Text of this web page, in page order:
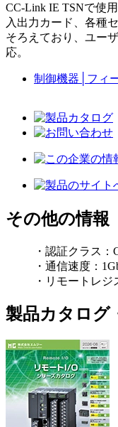
CC-Link IE TSNで使
入出力カード、各種
そろえており、ユー
応。
制御機器 フィ
その他の情報
・認証クラス：
・通信速度：
・リモートレジ
製品カタログ